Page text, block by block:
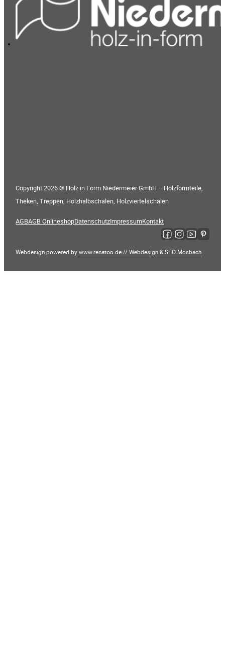
Copyright 2026 © Holz in Form Niedermeier GmbH – Holzformteile,
Theken, Treppen, Holzhalbschalen, Holzviertelschalen
AGBAGB OnlineshopDatenschutzImpressumKontakt
Folge uns auf
Folge uns auf
Folge uns auf
Folge
Webdesign powered bywww.renatoo.de // Webdesign & SEO Mosbach